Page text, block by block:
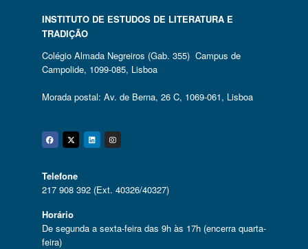
INSTITUTO DE ESTUDOS DE LITERATURA E
TRADIÇÃO
Colégio Almada Negreiros (Gab. 355) Campus de
Campolide, 1099-085, Lisboa
Morada postal: Av. de Berna, 26 C, 1069-061, Lisboa
Facebook
Twitter
Linkedin
Instagram
Telefone
217 908 392 (Ext. 40326/40327)
Horário
De segunda a sexta-feira das 9h às 17h (encerra quarta-
feira)